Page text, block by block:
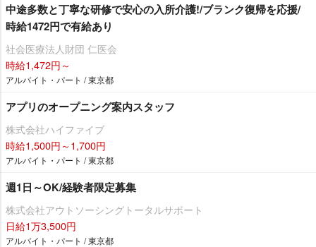
中途多数と丁寧な研修で安心の入所介護!/ブランク復帰を応援/
時給1472円で有給あり
社会医療法人財団 仁医会
時給1,472円～
アルバイト・パート / 東京都
アプリのオープニング案内スタッフ
株式会社ハイファイブ
時給1,500円～1,700円
アルバイト・パート / 東京都
週1日～OK/経験者限定募集
株式会社アウトソーシングトータルサポート
日給1万3,500円
アルバイト・パート / 東京都